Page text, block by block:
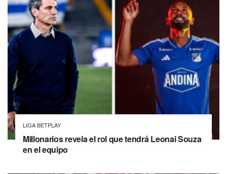
LIGA BETPLAY
Millonarios revela el rol que tendrá Leonai Souza
en el equipo